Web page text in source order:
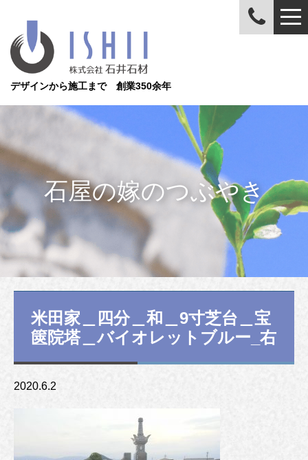
デザインから施工まで 創業350余年
石屋の嫁のつぶやき
米田家＿四分＿和＿9寸芝台＿宝
篋院塔＿バイオレットブルー_右
2020.6.2